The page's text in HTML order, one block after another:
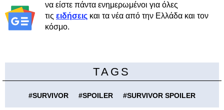
να είστε πάντα ενημερωμένοι για όλες
τις ειδήσεις και τα νέα από την Ελλάδα και τον
κόσμο.
TAGS
#SURVIVOR #SPOILER #SURVIVOR SPOILER